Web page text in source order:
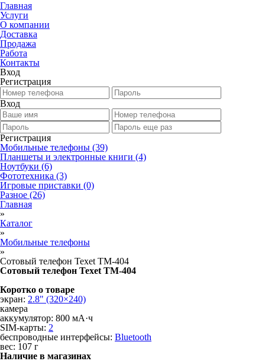
Главная
Услуги
О компании
Доставка
Продажа
Работа
Контакты
Вход
Регистрация
Вход
Регистрация
Мобильные телефоны (39)
Планшеты и электронные книги (4)
Ноутбуки (6)
Фототехника (3)
Игровые приставки (0)
Разное (26)
Главная
»
Каталог
»
Мобильные телефоны
»
Сотовый телефон Texet TM-404
Сотовый телефон Texet TM-404
Коротко о товаре
экран: 2.8" (320×240)
камера
аккумулятор: 800 мА·ч
SIM-карты: 2
беспроводные интерфейсы: Bluetooth
вес: 107 г
Наличие в магазинах